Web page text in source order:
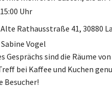
Uhr
Rathausstraße 41, 30880
Vogel
Gesprächs sind die Räume
bei Kaffee und Kuchen
Besucher!